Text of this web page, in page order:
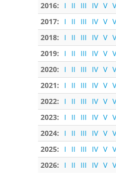
2016:
I II III IV V
2017:
I II III IV V
2018:
I II III IV V
2019:
I II III IV V
2020:
I II III IV V
2021:
I II III IV V
2022:
I II III IV V
2023:
I II III IV V
2024:
I II III IV V
2025:
I II III IV V
2026:
I II III IV V